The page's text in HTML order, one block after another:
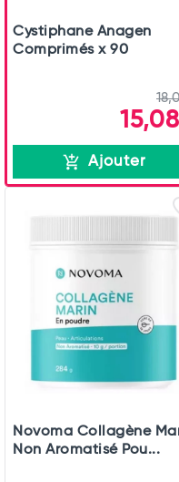
Total
Cystiphane Anagen
Comprimés x 90
Ajouter
Novoma Collagène
Non Aromatisé Pou...